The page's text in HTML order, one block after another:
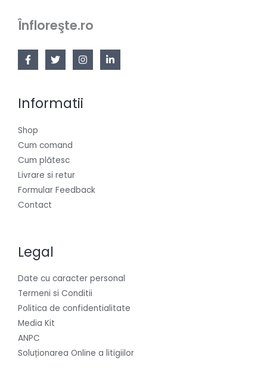
Înfloreşte.ro
Informatii
Shop
Cum comand
Cum plătesc
Livrare si retur
Formular Feedback
Contact
Legal
Date cu caracter personal
Termeni si Conditii
Politica de confidentialitate
Media Kit
ANPC
Soluționarea Online a litigiilor